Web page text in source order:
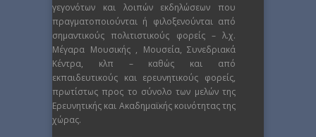
γεγονότων και λοιπών εκδηλώσεων που
πραγματοποιούνται ή φιλοξενούνται από
σημαντικούς πολιτιστικούς φορείς – λ.χ.
Μέγαρα Μουσικής , Μουσεία, Συνεδριακά
Κέντρα, κλπ – καθώς και από
εκπαιδευτικούς και ερευνητικούς φορείς,
πρωτίστως προς το σύνολο των μελών της
Ερευνητικής και Ακαδημαϊκής κοινότητας της
χώρας.